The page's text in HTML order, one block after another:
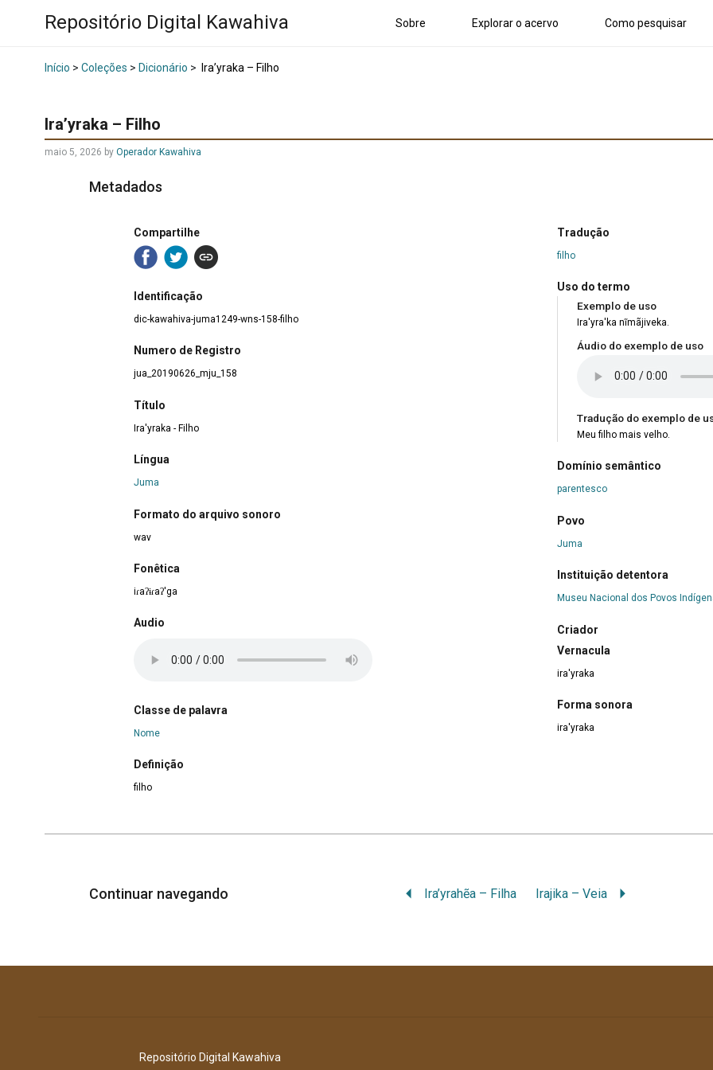
Repositório Digital Kawahiva Sobre Explorar o acervo Como pesquisar
Início > Coleções > Dicionário > Ira’yraka – Filho
Ira’yraka – Filho
maio 5, 2026 by Operador Kawahiva
Metadados
Compartilhe
Identificação
dic-kawahiva-juma1249-wns-158-filho
Numero de Registro
jua_20190626_mju_158
Título
Ira'yraka - Filho
Língua
Juma
Formato do arquivo sonoro
wav
Fonêtica
iɾaʔɨɾaʔ'ga
Audio
Classe de palavra
Nome
Definição
filho
Tradução
filho
Uso do termo
Exemplo de uso
Ira'yra'ka nĩmãjiveka.
Áudio do exemplo de uso
Tradução do exemplo de
Meu filho mais velho.
Domínio semântico
parentesco
Povo
Juma
Instituição detentora
Museu Nacional dos Povos
Criador
Vernacula
ira'yraka
Forma sonora
ira'yraka
Continuar navegando Ira’yrahẽa – Filha Irajika – Veia
Repositório Digital Kawahiva